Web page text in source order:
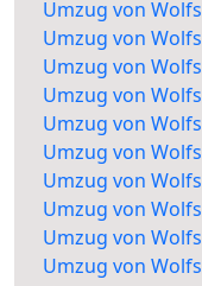
Umzug von
Umzug von
Umzug von
Umzug von
Umzug von
Umzug von
Umzug von
Umzug von
Umzug von
Umzug von